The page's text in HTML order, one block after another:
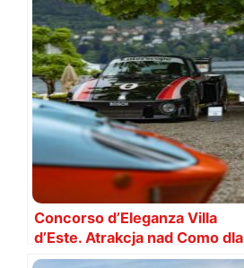
Concorso d’Eleganza Villa
d’Este. Atrakcja nad Como dla
fanów motoryzacji